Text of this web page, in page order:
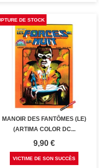
MANOIR DES FANTÔMES (LE)
(ARTIMA COLOR DC...
Prix
9,90 €
VICTIME DE SON SUCCÈS
DE STOCK